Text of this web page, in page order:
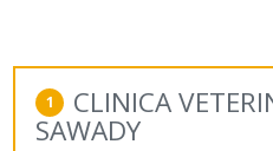
1 CLINICA
SAWADY